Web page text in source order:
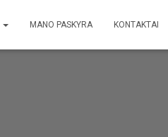
MANO PASKYRA KONTAKTAI